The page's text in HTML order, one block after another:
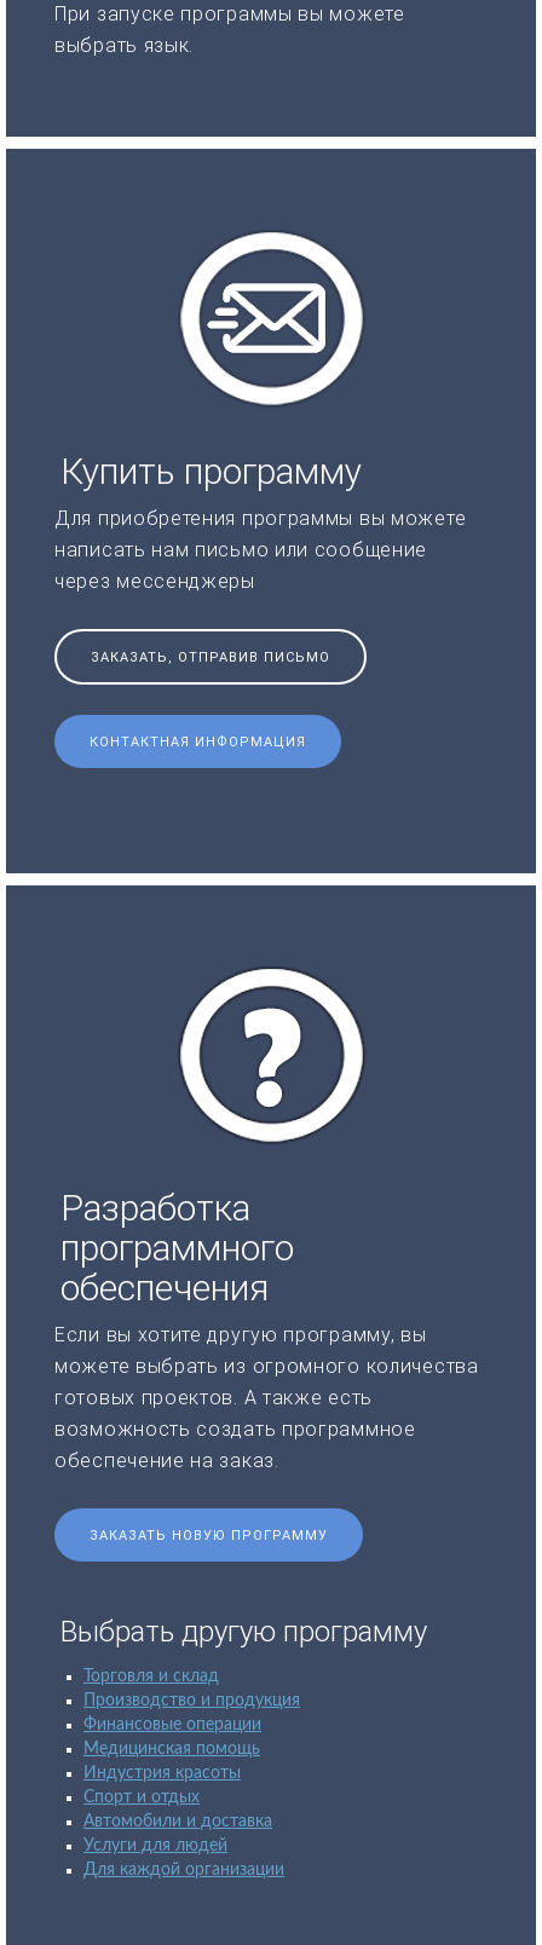
При запуске программы вы можете
выбрать язык.
Купить программу
Для приобретения программы вы можете
написать нам письмо или сообщение
через мессенджеры
ЗАКАЗАТЬ, ОТПРАВИВ ПИСЬМО
КОНТАКТНАЯ ИНФОРМАЦИЯ
Разработка
программного
обеспечения
Если вы хотите другую программу, вы
можете выбрать из огромного количества
готовых проектов. А также есть
возможность создать программное
обеспечение на заказ.
ЗАКАЗАТЬ НОВУЮ ПРОГРАММУ
Выбрать другую программу
Торговля и склад
Производство и продукция
Финансовые операции
Медицинская помощь
Индустрия красоты
Спорт и отдых
Автомобили и доставка
Услуги для людей
Для каждой организации